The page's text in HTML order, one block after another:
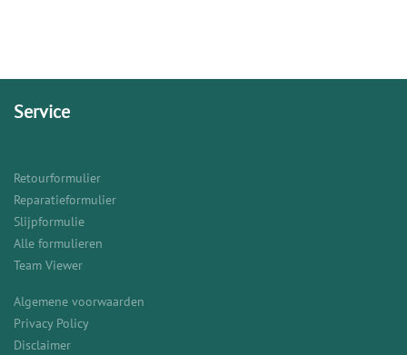
Service
Retourformulier
Reparatieformulier
Slijpformulie
Alle formulieren
Team Viewer
Algemene voorwaarden
Privacy Policy
Disclaimer